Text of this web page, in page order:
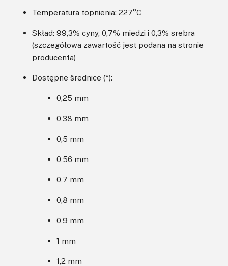
Temperatura topnienia: 227°C
Skład: 99,3% cyny, 0,7% miedzi i 0,3% srebra
(szczegółowa zawartość jest podana na stronie
producenta)
Dostępne średnice (*):
0,25 mm
0,38 mm
0,5 mm
0,56 mm
0,7 mm
0,8 mm
0,9 mm
1 mm
1,2 mm